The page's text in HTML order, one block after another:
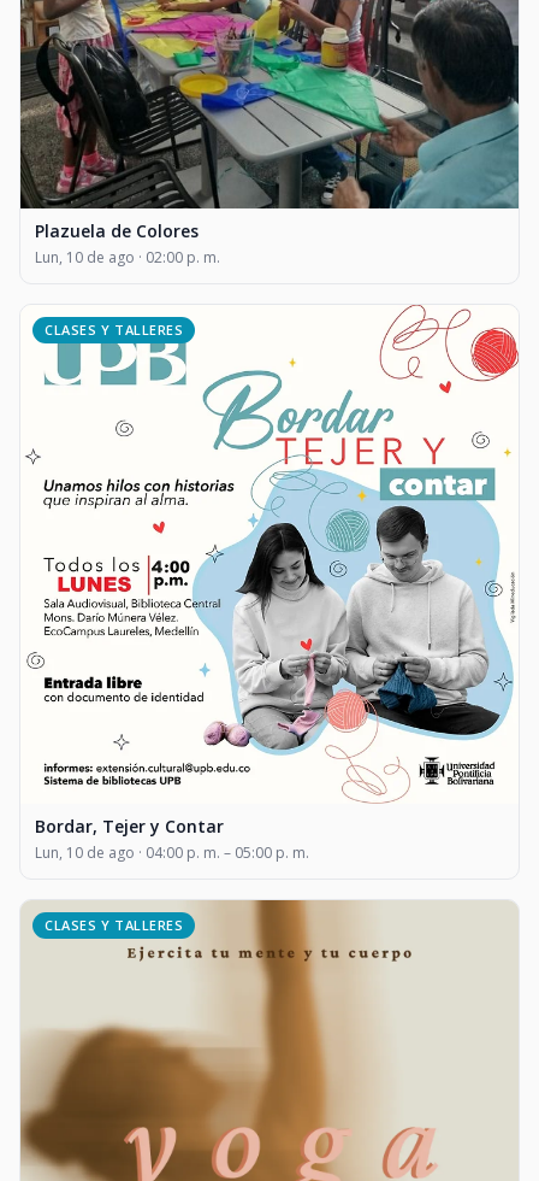
Plazuela de Colores
Lun, 10 de ago · 02:00 p. m.
CLASES Y TALLERES
Bordar, Tejer y Contar
Lun, 10 de ago · 04:00 p. m. – 05:00 p. m.
CLASES Y TALLERES